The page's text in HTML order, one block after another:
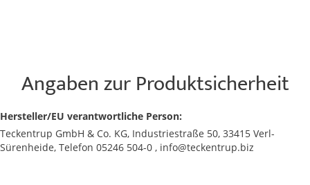
Angaben zur Produktsicherheit
Hersteller/EU verantwortliche Person:
Teckentrup GmbH & Co. KG, Industriestraße 50, 33415 Verl-
Sürenheide, Telefon 05246 504-0 , info@teckentrup.biz